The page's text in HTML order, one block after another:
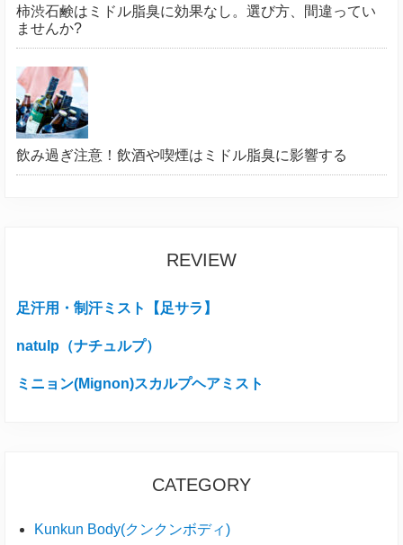
柿渋石鹸はミドル脂臭に効果なし。選び方、間違ってい
ませんか?
飲み過ぎ注意！飲酒や喫煙はミドル脂臭に影響する
REVIEW
足汗用・制汗ミスト【足サラ】
natulp（ナチュルプ）
ミニョン(Mignon)スカルプヘアミスト
CATEGORY
Kunkun Body(クンクンボディ)